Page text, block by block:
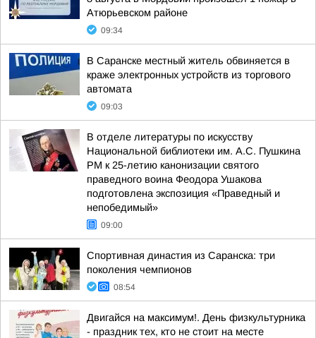
Атюрьевском районе
09:34
В Саранске местный житель обвиняется в
краже электронных устройств из торгового
автомата
09:03
В отделе литературы по искусству
Национальной библиотеки им. А.С. Пушкина
РМ к 25-летию канонизации святого
праведного воина Феодора Ушакова
подготовлена экспозиция «Праведный и
непобедимый»
09:00
Спортивная династия из Саранска: три
поколения чемпионов
08:54
Двигайся на максимум!. День физкультурника
- праздник тех, кто не стоит на месте